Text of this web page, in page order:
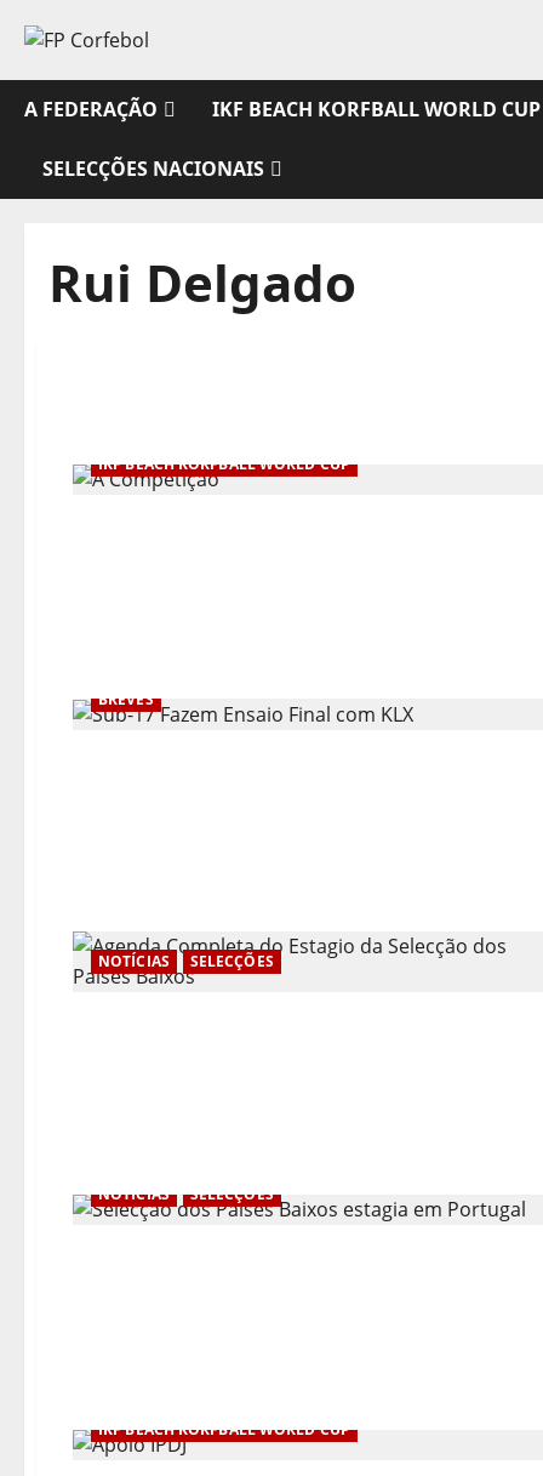
para
o
conteúdo
A FEDERAÇÃO IKF BEACH KORFBALL WORLD
SELECÇÕES NACIONAIS
Rui Delgado
IKF BEACH KORFBALL WORLD CUP
BREVES
NOTÍCIAS SELECÇÕES
NOTÍCIAS SELECÇÕES
IKF BEACH KORFBALL WORLD CUP